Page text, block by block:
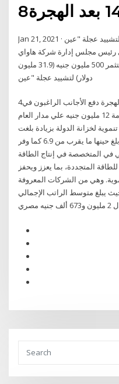
Jan 21, 2021 · شركة مصرية تستثمر 500 مليون جنيه لتشييد عجلة "عين
رئيس مجلس إدارة شركة هاواي
للسياحة والاستثمار إن الشركة ستستثمر 500 مليون جنيه (31.9 مليون
دولار) لتشييد عجلة "عين
4‏‏/6‏‏/1442 بعد الهجرة 15‏‏/4‏‏/1442 بعد الهجرة دفع الأجانب الراغبون في
الحصول علي الجنسية المصرية، للحكومة 12 مليون جنيه علي مدار العام
لخزانة الدولة بزيادة بلغت
5 ملايين جنيه عن العام السابق له إذ بلغ حينها ما يقرب من 6.9 كما وفر
بي في المتخصصة في إنتاج الطاقة
المتجددة، بما يعزز ويحفز
وهي من الشركات المعروفة
يبلغ متوسط الراتب الإجمالي